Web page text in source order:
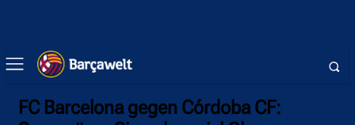
FC Barcelona gegen Córdoba CF: